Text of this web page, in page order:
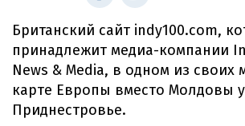
Британский сайт indy100.com,
принадлежит медиа-компании
News & Media, в одном из своих
карте Европы вместо Молдовы
Приднестровье.